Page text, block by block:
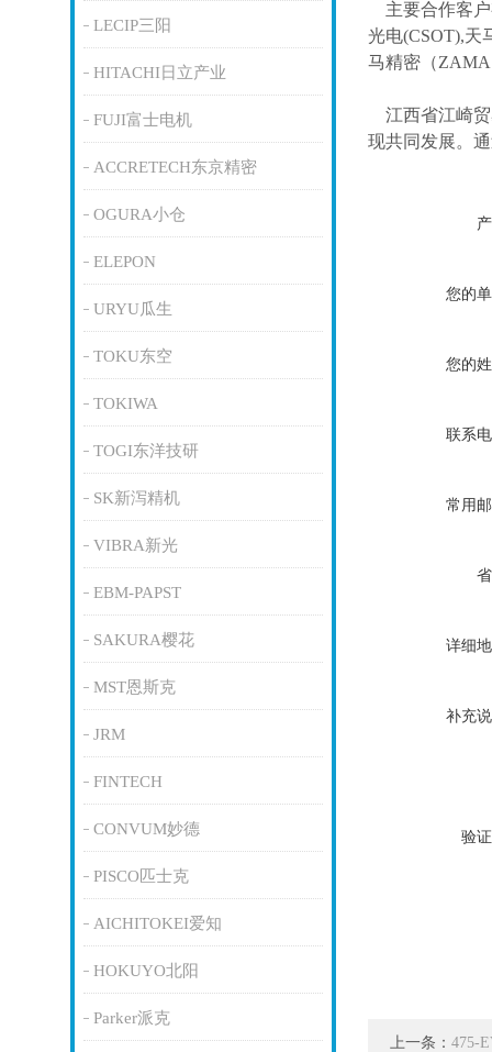
LECIP三阳
HITACHI日立产业
FUJI富士电机
ACCRETECH东京精密
OGURA小仓
ELEPON
URYU瓜生
TOKU东空
TOKIWA
TOGI东洋技研
SK新泻精机
VIBRA新光
EBM-PAPST
SAKURA樱花
MST恩斯克
JRM
FINTECH
CONVUM妙德
PISCO匹士克
AICHITOKEI爱知
HOKUYO北阳
Parker派克
主要合作客
光电(CSOT),天
马精密（
江西省江崎
现共同发展。
您的
您的
联系
常用
详细
补充
验
上一条： 475-